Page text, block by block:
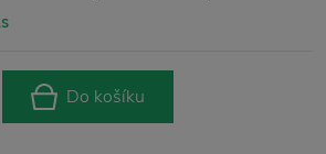
Do košíku